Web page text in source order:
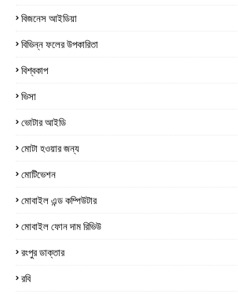
বিজনেস আইডিয়া
বিভিন্ন ফলের উপকারিতা
বিশ্বকাপ
ভিসা
ভোটার আইডি
মোটা হওয়ার জন্য
মোটিভেশন
মোবাইল এন্ড কম্পিউটার
মোবাইল ফোন দাম রিভিউ
রংপুর ডাক্তার
রবি